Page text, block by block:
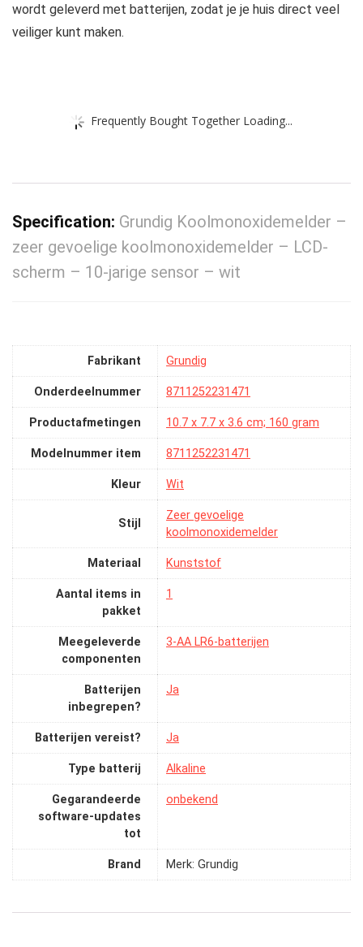
wordt geleverd met batterijen, zodat je je huis direct veel
veiliger kunt maken.
Frequently Bought Together Loading...
Specification: Grundig Koolmonoxidemelder –
zeer gevoelige koolmonoxidemelder – LCD-
scherm – 10-jarige sensor – wit
Fabrikant ‎Grundig
Onderdeelnummer ‎8711252231471
Productafmetingen ‎10.7 x 7.7 x 3.6 cm; 160 gram
Modelnummer item ‎8711252231471
Kleur ‎Wit
Stijl
‎Zeer gevoelige
koolmonoxidemelder
Materiaal ‎Kunststof
Aantal items in
pakket
‎1
Meegeleverde
componenten
‎3-AA LR6-batterijen
Batterijen
inbegrepen?
‎Ja
Batterijen vereist? ‎Ja
Type batterij ‎Alkaline
Gegarandeerde
software-updates
tot
‎onbekend
Brand Merk: Grundig